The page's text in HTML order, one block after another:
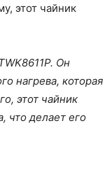
этот чайник
Он
нагрева, которая
этот чайник
что делает его